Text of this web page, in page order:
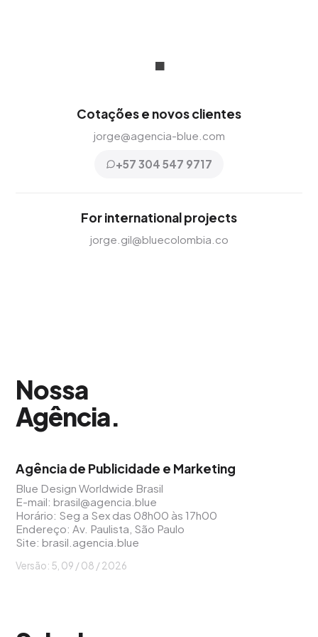
.
Cotações e novos clientes
jorge@agencia-blue.com
+57 304 547 9717
For international projects
jorge.gil@bluecolombia.co
Nossa
Agência.
Agência de Publicidade e Marketing
Blue Design Worldwide Brasil
E-mail:brasil@agencia.blue
Horário: Seg a Sex das 08h00 às 17h00
Endereço: Av. Paulista, São Paulo
Site:brasil.agencia.blue
Versão: 5, 09 / 08 / 2026